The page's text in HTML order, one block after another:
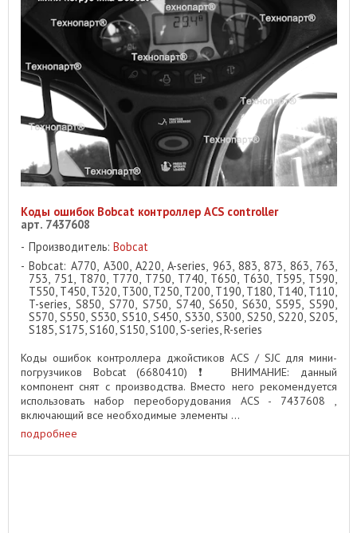
Коды ошибок Bobcat контроллер ACS controller
арт. 7437608
Производитель: Bobcat
Bobcat: A770, A300, A220, A-series, 963, 883, 873, 863, 763,
753, 751, T870, T770, T750, T740, T650, T630, T595, T590,
T550, T450, T320, T300, T250, T200, T190, T180, T140, T110,
T-series, S850, S770, S750, S740, S650, S630, S595, S590,
S570, S550, S530, S510, S450, S330, S300, S250, S220, S205,
S185, S175, S160, S150, S100, S-series, R-series
Коды ошибок контроллера джойстиков ACS / SJC для мини-
погрузчиков Bobcat (6680410) ❗ ️ ВНИМАНИЕ: данный
компонент снят с производства. Вместо него рекомендуется
использовать набор переоборудования ACS - 7437608 ,
включающий все необходимые элементы ...
подробнее